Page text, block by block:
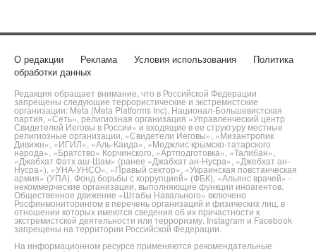
О редакции Реклама Условия использования
Политика
обработки данных
Редакция обращает внимание, что в Российской Федерации
запрещены следующие террористические и экстремистские
организации: Meta (Meta Platforms Inc), Национал-Большевистская
партия, «Сеть», религиозная организация «Управленческий центр
Свидетелей Иеговы в России» и входящие в ее структуру местные
религиозные организации, «Свидетели Иеговы», «Мизантропик
Дивижн», «ИГИЛ», «Аль-Каида», «Меджлис крымско-татарского
народа», «Братство» Корчинского, «Артподготовка», «Талибан»,
«Джабхат Фатх аш-Шам» (ранее «Джабхат ан-Нусра», «Джебхат ан-
Нусра»), «УНА-УНСО», «Правый сектор», «Украинская повстанческая
армия» (УПА). Фонд борьбы с коррупцией» (ФБК), «Альянс врачей» -
некоммерческие организации, выполняющие функции иноагентов.
Общественное движение «Штабы Навального» включено
Росфинмониторингом в перечень организаций и физических лиц, в
отношении которых имеются сведения об их причастности к
экстремистской деятельности или терроризму. Instagram и Facebook
запрещены на территории Российской Федерации.
На информационном ресурсе применяются рекомендательные